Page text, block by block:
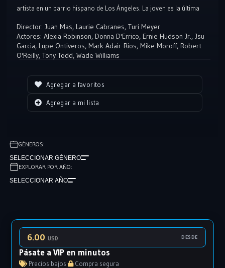
artista en un barrio hispano de Los Ángeles. La joven es la última
enamorarse de una mujer blanca y que, según la leyenda, se
convirtió en un muerto viviente en busca de venganza. Ahora
Caroline tiene pesadillas sobre este ser terrorífico. Candyman está
Director: Juan Mas, Laurie Cabranes, Turi Meyer
Actores: Alexia Robinson, Donna D'Errico, Ernie Hudson Jr., Jsu
Garcia, Lupe Ontiveros, Mark Adair-Rios, Mike Moroff, Robert
O'Reilly, Tony Todd, Wade Williams
Agregar a favoritos
Agregar a mi lista
GÉNEROS:
SELECCIONAR GÉNERO
EXPLORAR POR AÑO:
SELECCIONAR AÑO
6.00USD DESDE
Pásate a VIP en minutos
Precios bajos·
Compra segura